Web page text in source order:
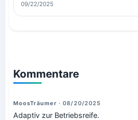
09/22/2025
Kommentare
MoosTräumer· 08/20/2025
Adaptiv zur Betriebsreife.